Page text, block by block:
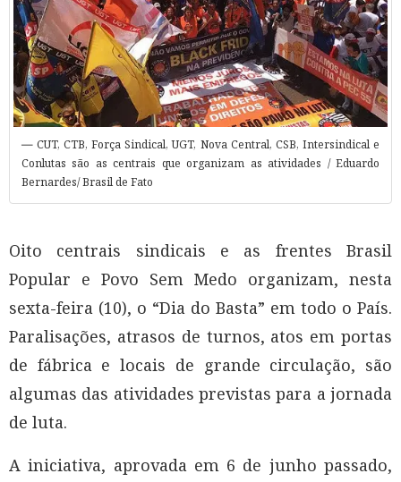
CUT, CTB, Força Sindical, UGT, Nova Central, CSB, Intersindical e
Conlutas são as centrais que organizam as atividades / Eduardo
Bernardes/ Brasil de Fato
Oito centrais sindicais e as frentes Brasil
Popular e Povo Sem Medo organizam, nesta
sexta-feira (10), o “Dia do Basta” em todo o País.
Paralisações, atrasos de turnos, atos em portas
de fábrica e locais de grande circulação, são
algumas das atividades previstas para a jornada
de luta.
A iniciativa, aprovada em 6 de junho passado,